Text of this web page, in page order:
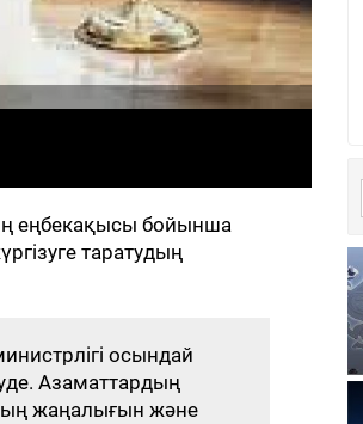
еңбекақысы бойынша
таратудың
осындай
Азаматтардың
жаңалығын және